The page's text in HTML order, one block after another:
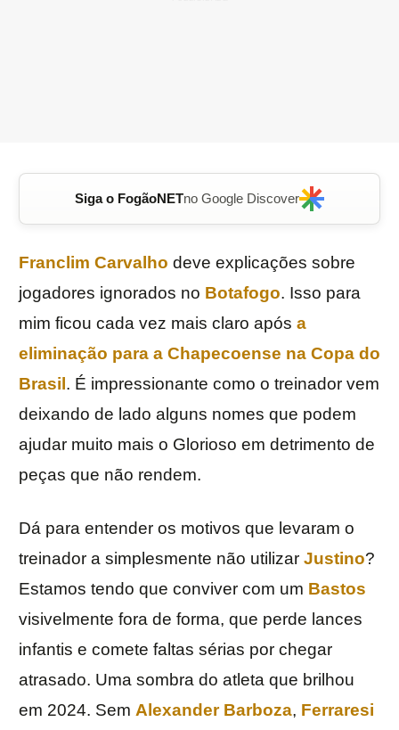
Siga o FogãoNETno Google Discover
Franclim Carvalho deve explicações sobre
jogadores ignorados no Botafogo. Isso para
mim ficou cada vez mais claro após a
eliminação para a Chapecoense na Copa do
Brasil . É impressionante como o treinador vem
deixando de lado alguns nomes que podem
ajudar muito mais o Glorioso em detrimento de
peças que não rendem.
Dá para entender os motivos que levaram o
treinador a simplesmente não utilizar Justino?
Estamos tendo que conviver com um Bastos
visivelmente fora de forma, que perde lances
infantis e comete faltas sérias por chegar
atrasado. Uma sombra do atleta que brilhou
em 2024. Sem Alexander Barboza, Ferraresi